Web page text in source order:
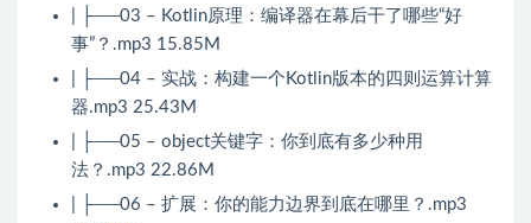
| ├──03 – Kotlin原理：编译器在幕后干了哪些“好
事”？.mp3 15.85M
| ├──04 – 实战：构建一个Kotlin版本的四则运算计算
器.mp3 25.43M
| ├──05 – object关键字：你到底有多少种用
法？.mp3 22.86M
| ├──06 – 扩展：你的能力边界到底在哪里？.mp3